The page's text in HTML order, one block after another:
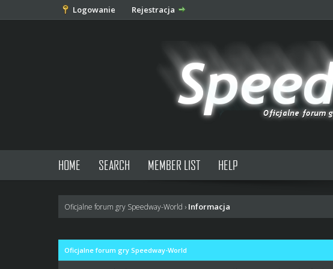
Logowanie Rejestracja
HOME SEARCH MEMBER LIST HELP
Oficjalne forum gry Speedway-World › Informacja
Oficjalne forum gry Speedway-World